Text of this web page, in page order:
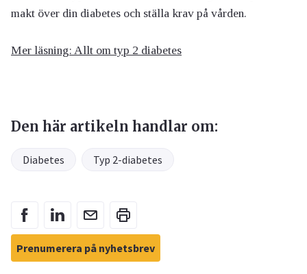
makt över din diabetes och ställa krav på vården.
Mer läsning: Allt om typ 2 diabetes
Den här artikeln handlar om:
Diabetes Typ 2-diabetes
Prenumerera på nyhetsbrev